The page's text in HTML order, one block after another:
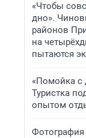
«Чтобы
дно».
районов
на
пытаются
«Помойка с
Туристка
опытом
Фотография